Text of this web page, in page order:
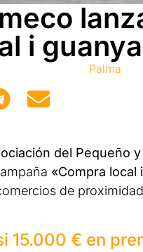
i
Palma
del Pequeño
«Compra local
de
15.000 € en